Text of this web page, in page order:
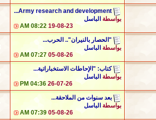
Army research and development...
بواسطة الباسل
19-08-23
08:22 AM
"الحصار بالنيران".. الحرب...
بواسطة الباسل
05-08-26
07:27 AM
كتاب: "الإحاطات الاستخباراتية...
بواسطة الباسل
26-07-26
04:36 PM
بعد سنوات من الملاحقة...
بواسطة الباسل
05-08-26
07:39 AM